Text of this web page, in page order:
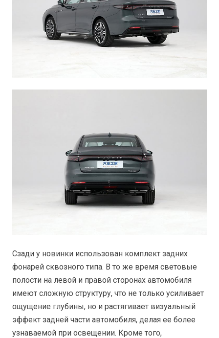
Сзади у новинки использован комплект задних
фонарей сквозного типа. В то же время световые
полости на левой и правой сторонах автомобиля
имеют сложную структуру, что не только усиливает
ощущение глубины, но и растягивает визуальный
эффект задней части автомобиля, делая ее более
узнаваемой при освещении. Кроме того,